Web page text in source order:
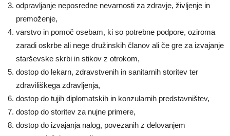
odpravljanje neposredne nevarnosti za zdravje, življenje in
premoženje,
varstvo in pomoč osebam, ki so potrebne podpore, oziroma
zaradi oskrbe ali nege družinskih članov ali če gre za izvajanje
starševske skrbi in stikov z otrokom,
dostop do lekarn, zdravstvenih in sanitarnih storitev ter
zdraviliškega zdravljenja,
dostop do tujih diplomatskih in konzularnih predstavništev,
dostop do storitev za nujne primere,
dostop do izvajanja nalog, povezanih z delovanjem